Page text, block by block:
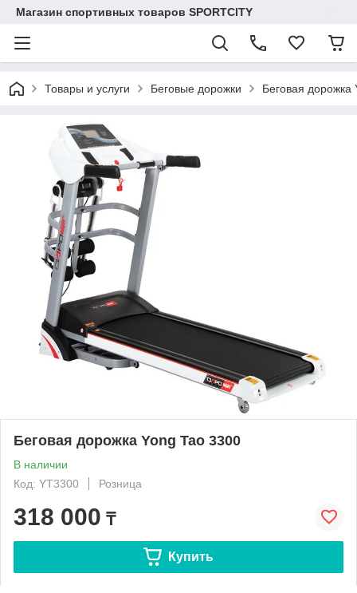
Магазин спортивных товаров SPORTCITY
Товары и услуги Беговые дорожки Беговая дорожка
Беговая дорожка Yong Tao 3300
В наличии
Код: YT3300
Розница
318 000 ₸
Купить